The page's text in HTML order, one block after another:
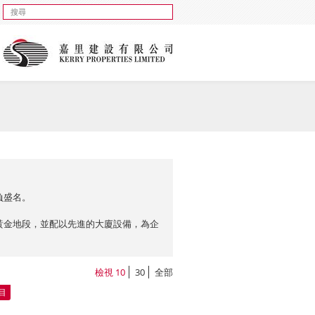
名。
地段，並配以先進的大廈設備，為企
檢視 10 30 全部